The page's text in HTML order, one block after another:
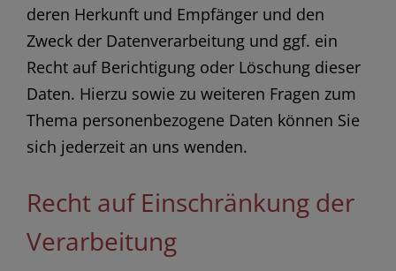
deren Herkunft und Empfänger und den
Zweck der Datenverarbeitung und ggf. ein
Recht auf Berichtigung oder Löschung dieser
Daten. Hierzu sowie zu weiteren Fragen zum
Thema personenbezogene Daten können Sie
sich jederzeit an uns wenden.
Recht auf Einschränkung der
Verarbeitung